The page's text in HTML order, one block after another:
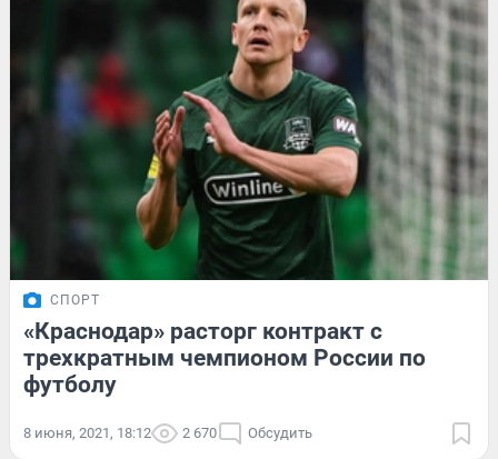
СПОРТ
«Краснодар» расторг контракт с
трехкратным чемпионом России по
футболу
8 июня, 2021, 18:12 2 670 Обсудить